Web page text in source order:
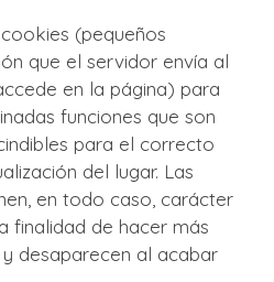
(pequeños
que el servidor envía al
en la página) para
funciones que son
para el correcto
del lugar. Las
en todo caso, carácter
finalidad de hacer más
desaparecen al acabar